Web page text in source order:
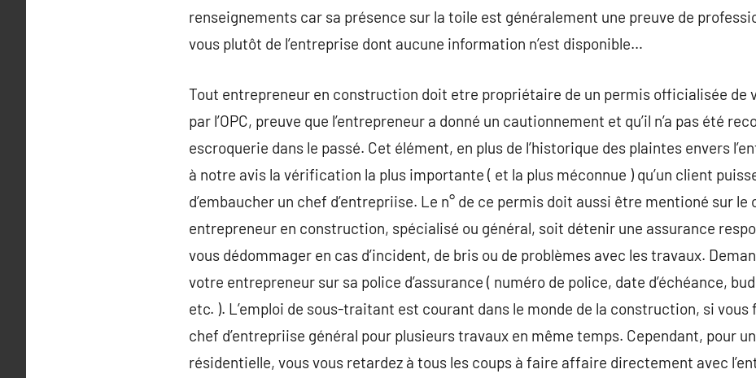
renseignements car sa présence sur la toile est généralement une preuve de
vous plutôt de l’entreprise dont aucune information n’est disponible…
Tout entrepreneur en construction doit etre propriétaire de un permis officialisée de
par l’OPC, preuve que l’entrepreneur a donné un cautionnement et qu’il n’a pas été
escroquerie dans le passé. Cet élément, en plus de l’historique des plaintes envers
à notre avis la vérification la plus importante ( et la plus méconnue ) qu’un client
d’embaucher un chef d’entrepriise. Le n° de ce permis doit aussi être mentioné sur
entrepreneur en construction, spécialisé ou général, soit détenir une assurance
vous dédommager en cas d’incident, de bris ou de problèmes avec les travaux.
votre entrepreneur sur sa police d’assurance ( numéro de police, date d’échéance,
etc. ). L’emploi de sous-traitant est courant dans le monde de la construction, si
chef d’entrepriise général pour plusieurs travaux en même temps. Cependant, pour
résidentielle, vous vous retardez à tous les coups à faire affaire directement avec